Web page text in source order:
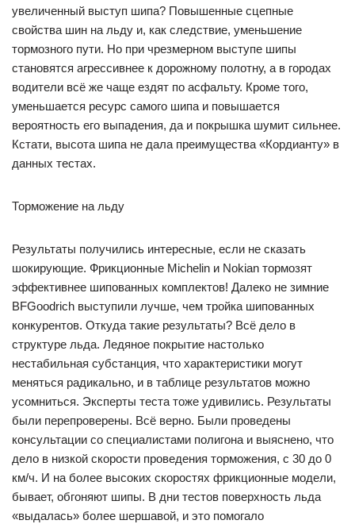
увеличенный выступ шипа? Повышенные сцепные
свойства шин на льду и, как следствие, уменьшение
тормозного пути. Но при чрезмерном выступе шипы
становятся агрессивнее к дорожному полотну, а в городах
водители всё же чаще ездят по асфальту. Кроме того,
уменьшается ресурс самого шипа и повышается
вероятность его выпадения, да и покрышка шумит сильнее.
Кстати, высота шипа не дала преимущества «Кордианту» в
данных тестах.
Торможение на льду
Результаты получились интересные, если не сказать
шокирующие. Фрикционные Michelin и Nokian тормозят
эффективнее шипованных комплектов! Далеко не зимние
BFGoodrich выступили лучше, чем тройка шипованных
конкурентов. Откуда такие результаты? Всё дело в
структуре льда. Ледяное покрытие настолько
нестабильная субстанция, что характеристики могут
меняться радикально, и в таблице результатов можно
усомниться. Эксперты теста тоже удивились. Результаты
были перепроверены. Всё верно. Были проведены
консультации со специалистами полигона и выяснено, что
дело в низкой скорости проведения торможения, с 30 до 0
км/ч. И на более высоких скоростях фрикционные модели,
бывает, обгоняют шипы. В дни тестов поверхность льда
«выдалась» более шершавой, и это помогало